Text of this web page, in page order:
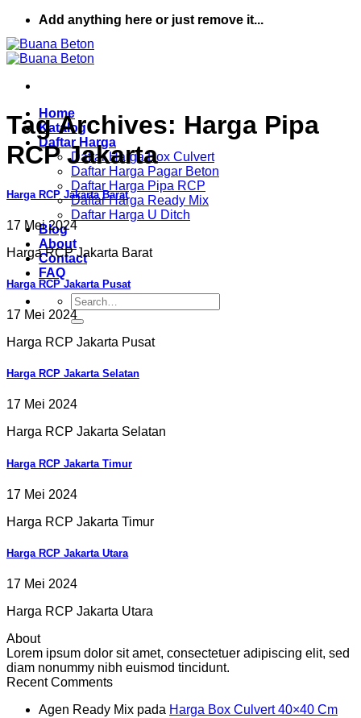
Skip
content
Add anything here or just remove it...
Home
Katalog
Daftar Harga
Daftar Harga Box Culvert
Daftar Harga Pagar Beton
Daftar Harga Pipa RCP
Daftar Harga Ready Mix
Daftar Harga U Ditch
Blog
About
Contact
FAQ
Search
for:
Tag Archives: Harga Pipa
RCP Jakarta
Harga RCP Jakarta Barat
17 Mei 2024
Harga RCP Jakarta Barat
Harga RCP Jakarta Pusat
17 Mei 2024
Harga RCP Jakarta Pusat
Harga RCP Jakarta Selatan
17 Mei 2024
Harga RCP Jakarta Selatan
Harga RCP Jakarta Timur
17 Mei 2024
Harga RCP Jakarta Timur
Harga RCP Jakarta Utara
17 Mei 2024
Harga RCP Jakarta Utara
About
Lorem ipsum dolor sit amet, consectetuer adipiscing elit, sed
diam nonummy nibh euismod tincidunt.
Recent Comments
Agen Ready Mix pada Harga Box Culvert 40×40 Cm